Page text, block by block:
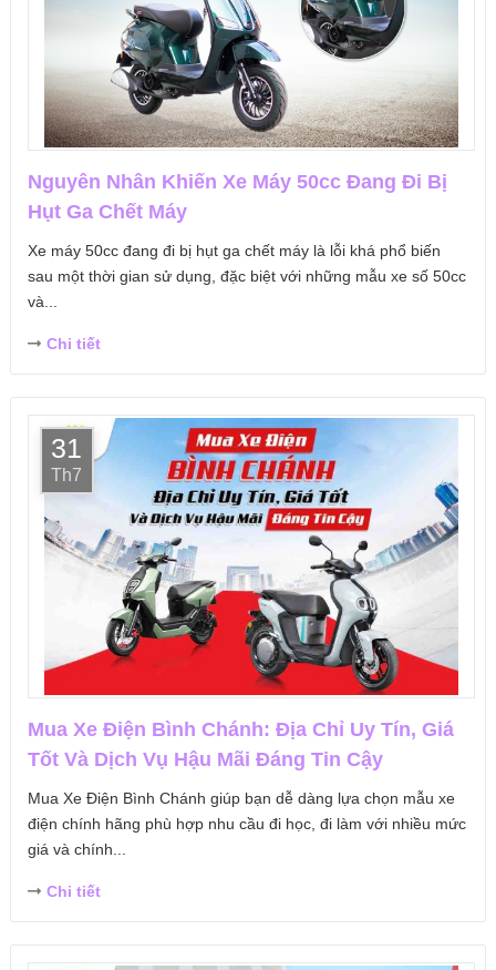
Nguyên Nhân Khiến Xe Máy 50cc Đang Đi Bị
Hụt Ga Chết Máy
Xe máy 50cc đang đi bị hụt ga chết máy là lỗi khá phổ biến
sau một thời gian sử dụng, đặc biệt với những mẫu xe số 50cc
và...
Chi tiết
31
Th7
Mua Xe Điện Bình Chánh: Địa Chỉ Uy Tín, Giá
Tốt Và Dịch Vụ Hậu Mãi Đáng Tin Cậy
Mua Xe Điện Bình Chánh giúp bạn dễ dàng lựa chọn mẫu xe
điện chính hãng phù hợp nhu cầu đi học, đi làm với nhiều mức
giá và chính...
Chi tiết